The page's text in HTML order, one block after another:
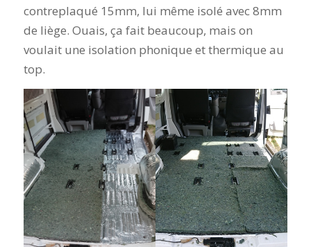
contreplaqué 15mm, lui même isolé avec 8mm
de liège. Ouais, ça fait beaucoup, mais on
voulait une isolation phonique et thermique au
top.